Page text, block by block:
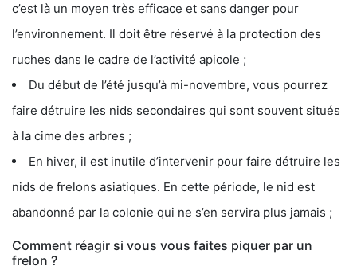
c’est là un moyen très efficace et sans danger pour
l’environnement. Il doit être réservé à la protection des
ruches dans le cadre de l’activité apicole ;
Du début de l’été jusqu’à mi-novembre, vous pourrez
faire détruire les nids secondaires qui sont souvent situés
à la cime des arbres ;
En hiver, il est inutile d’intervenir pour faire détruire les
nids de frelons asiatiques. En cette période, le nid est
abandonné par la colonie qui ne s’en servira plus jamais ;
Comment réagir si vous vous faites piquer par un
frelon ?